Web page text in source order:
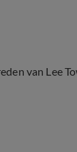
van Lee